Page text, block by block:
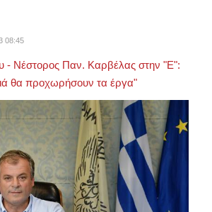
08:45
- Νέστορος Παν. Καρβέλας στην "Ε":
θα προχωρήσουν τα έργα"